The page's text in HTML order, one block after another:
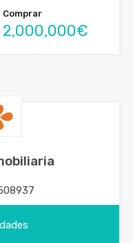
Comprar
2,000,000€